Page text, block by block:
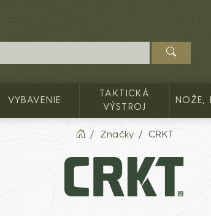
VYBAVENIE
TAKTICKÁ
VÝSTROJ
NOŽE,
Značky CRKT